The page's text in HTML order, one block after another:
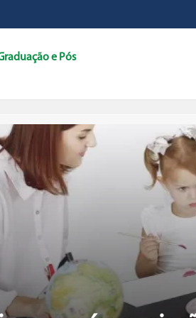
e Pós